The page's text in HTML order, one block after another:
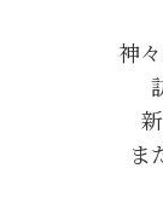
神
ま